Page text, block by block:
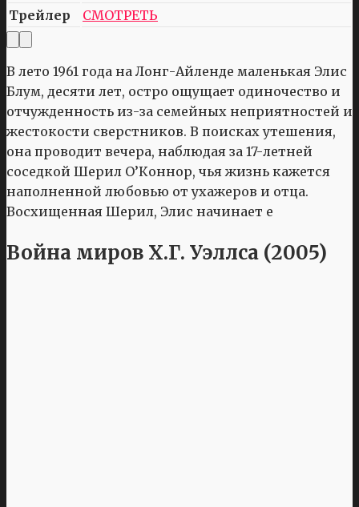
Трейлер
СМОТРЕТЬ
В лето 1961 года на Лонг-Айленде маленькая Элис
Блум, десяти лет, остро ощущает одиночество и
отчужденность из-за семейных неприятностей и
жестокости сверстников. В поисках утешения,
она проводит вечера, наблюдая за 17-летней
соседкой Шерил О’Коннор, чья жизнь кажется
наполненной любовью от ухажеров и отца.
Восхищенная Шерил, Элис начинает е
Война миров Х.Г. Уэллса (2005)